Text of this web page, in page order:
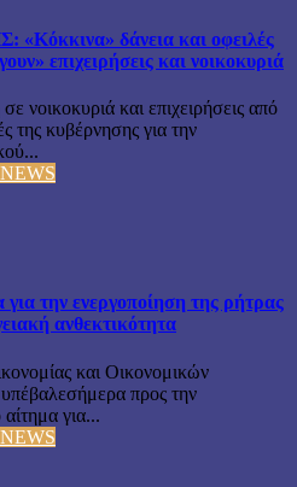
δάνεια και οφειλές
επιχειρήσεις και νοικοκυριά
νοικοκυριά και επιχειρήσεις από
της κυβέρνησης για την
την ενεργοποίηση της ρήτρας
ανθεκτικότητα
και Οικονομικών
προς την
για...